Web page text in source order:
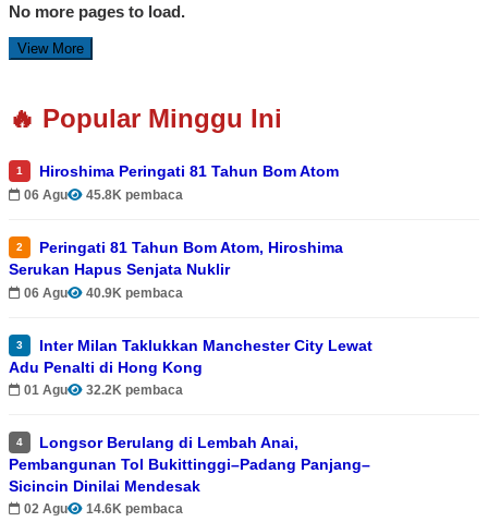
No more pages to load.
View More
🔥 Popular Minggu Ini
1 Hiroshima Peringati 81 Tahun Bom Atom
06 Agu 45.8K pembaca
2
Peringati 81 Tahun Bom Atom, Hiroshima
Serukan Hapus Senjata Nuklir
06 Agu 40.9K pembaca
3
Inter Milan Taklukkan Manchester City Lewat
Adu Penalti di Hong Kong
01 Agu 32.2K pembaca
4
Longsor Berulang di Lembah Anai,
Pembangunan Tol Bukittinggi–Padang Panjang–
Sicincin Dinilai Mendesak
02 Agu 14.6K pembaca